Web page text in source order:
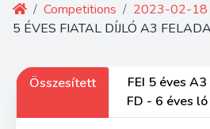
/ Competitions / 2023-02-18
5 ÉVES FIATAL DÍJLÓ A3
Összesített
FEI 5 éves A3
FD - 6 éves ló